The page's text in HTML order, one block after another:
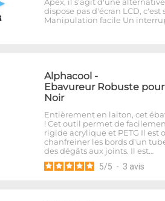
dispose pas d'écran LCD,
Manipulation facile Un
Alphacool -
Ebavureur Robuste
Noir
Entièrement en laiton, cet
! Cet outil permet de
rigide acrylique et PETG Il est
chanfreiner les bords d'un
des dégâts aux joints. Il est…
5/5 - 3 avis